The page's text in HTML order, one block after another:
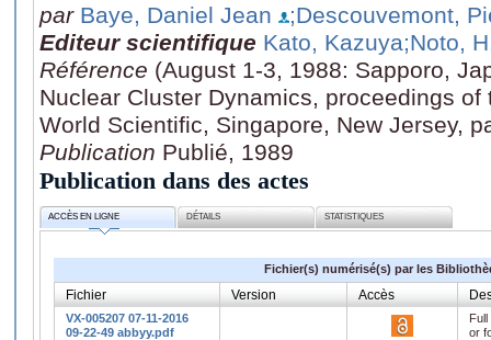
par Baye, Daniel Jean
;Descouvemont,
Editeur scientifique Kato, Kazuya;Noto,
Référence (August 1-3, 1988: Sapporo,
Nuclear Cluster Dynamics, proceedings
World Scientific, Singapore, New Jersey,
Publication Publié, 1989
Publication dans des actes
ACCÈS EN LIGNE DÉTAILS STATISTIQUES
Fichier(s) numérisé(s) par les
Fichier Version Accès
VX-005207 07-11-2016
09-22-49 abbyy.pdf
or